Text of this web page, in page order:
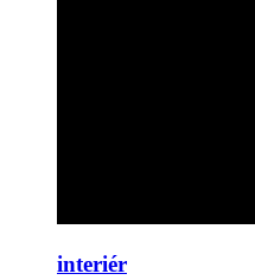
interiér